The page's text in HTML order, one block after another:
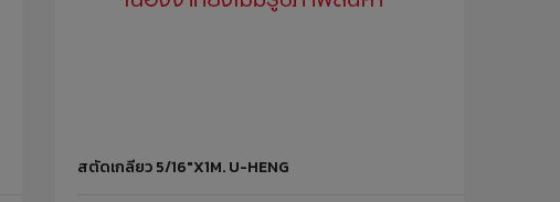
สตัดเกลียว 5/16"x1M. U-HENG